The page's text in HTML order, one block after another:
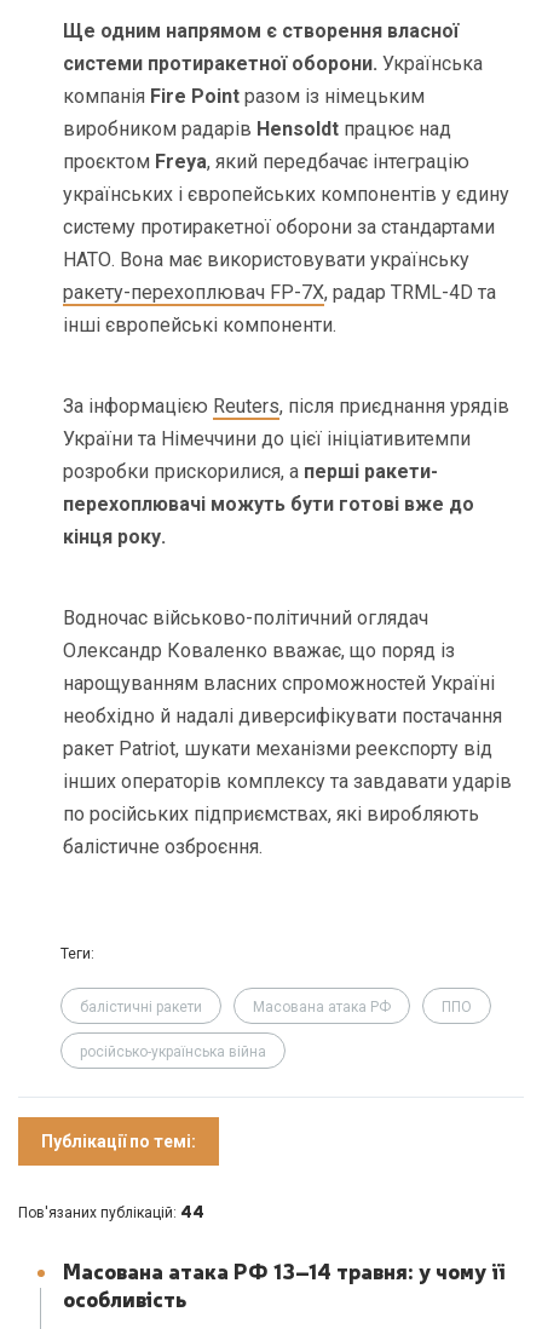
Ще одним напрямом є створення власної
системи протиракетної оборони. Українська
компанія Fire Point разом із німецьким
виробником радарів Hensoldt працює над
проєктом Freya, який передбачає інтеграцію
українських і європейських компонентів у єдину
систему протиракетної оборони за стандартами
НАТО. Вона має використовувати українську
ракету-перехоплювач FP-7X, радар TRML-4D та
інші європейські компоненти.
За інформацією Reuters, після приєднання урядів
України та Німеччини до цієї ініціативитемпи
розробки прискорилися, а перші ракети-
перехоплювачі можуть бути готові вже до
кінця року.
Водночас військово-політичний оглядач
Олександр Коваленко вважає, що поряд із
нарощуванням власних спроможностей Україні
необхідно й надалі диверсифікувати постачання
ракет Patriot, шукати механізми реекспорту від
інших операторів комплексу та завдавати ударів
по російських підприємствах, які виробляють
балістичне озброєння.
Теги:
балістичні ракети Масована атака РФ ППО
російсько-українська війна
Публікації по темі:
Пов'язаних публікацій: 44
Масована атака РФ 13–14 травня: у чому її
особливість